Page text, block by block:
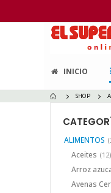
INICIO
SHOP
ALIMENTOS
Aceites (12)
Arroz
Avenas